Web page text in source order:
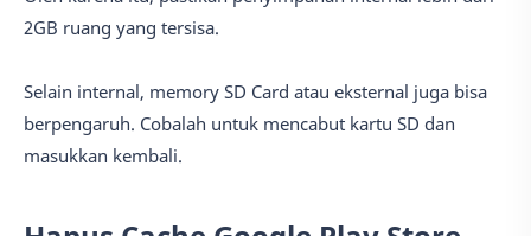
2GB ruang yang tersisa.
Selain internal, memory SD Card atau eksternal juga bisa
berpengaruh. Cobalah untuk mencabut kartu SD dan
masukkan kembali.